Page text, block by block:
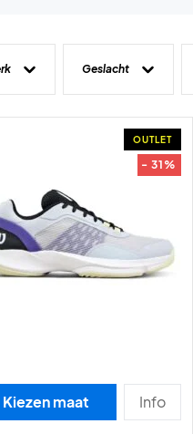
Geslacht
OUTLET
- 31%
Kiezen maat Info